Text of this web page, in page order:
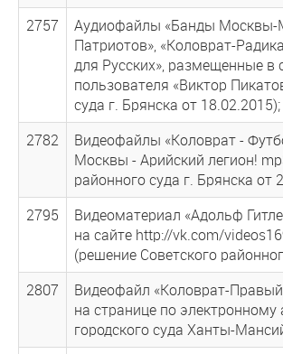
2757
Аудиофайлы «Банды Москвы-
Патриотов», «Коловрат-
для Русских», размещенные в
пользователя «Виктор
суда г. Брянска от 18.02.2015);
2782
Видеофайлы «Коловрат -
Москвы - Арийский легион!
районного суда г. Брянска от
2795
Видеоматериал «Адольф
на сайте http://vk.com/
(решение Советского
2807
Видеофайл «Коловрат-
на странице по
городского суда Ханты-